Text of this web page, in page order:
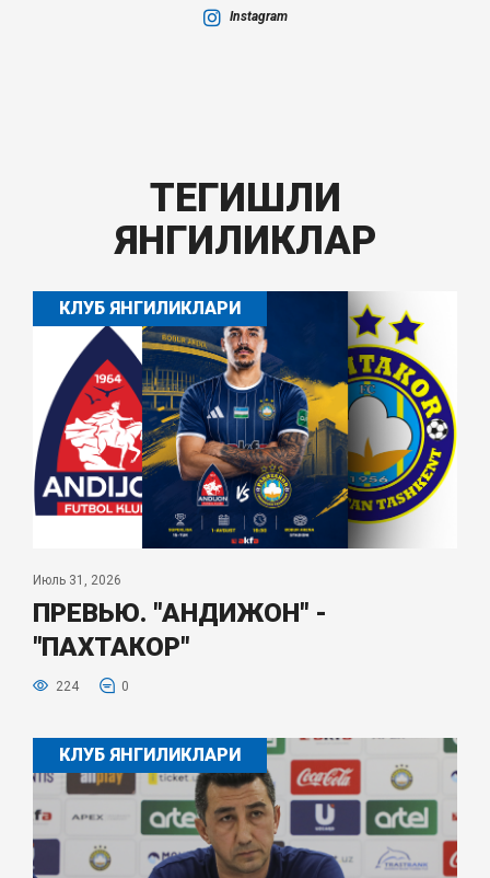
Instagram
ТЕГИШЛИ
ЯНГИЛИКЛАР
КЛУБ ЯНГИЛИКЛАРИ
Июль 31, 2026
ПРЕВЬЮ. "АНДИЖОН" -
"ПАХТАКОР"
224 0
КЛУБ ЯНГИЛИКЛАРИ